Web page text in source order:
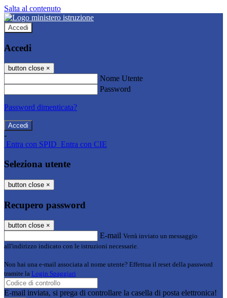
Salta al contenuto
Accedi
Accedi
button close ×
Nome Utente
Password
Password dimenticata?
-
Entra con SPID Entra con CIE
Seleziona utente
button close ×
Recupero password
button close ×
E-mail Verrà inviato un messaggio
all'indirizzo indicato con le istruzioni necessarie.
Non hai una e-mail associata al nome utente? Effettua il reset della password
tramite la Login Spaggiari
E-mail inviata, si prega di controllare la casella di posta elettronica!